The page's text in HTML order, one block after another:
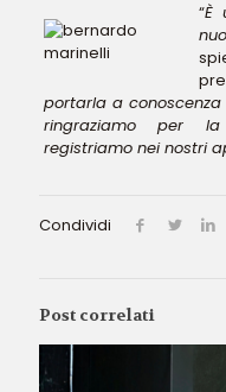
“È
portarla a
ringraziamo per
registriamo nei nostri
Condividi
Post correlati